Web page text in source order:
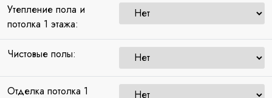
Утепление пола и
потолка 1 этажа:
Чистовые полы:
Отделка потолка 1